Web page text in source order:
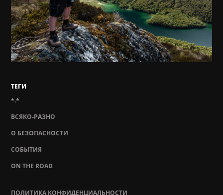
ТЕГИ
*.*
ВСЯКО-РАЗНО
О БЕЗОПАСНОСТИ
СОБЫТИЯ
ON THE ROAD
ПОЛИТИКА КОНФИДЕНЦИАЛЬНОСТИ